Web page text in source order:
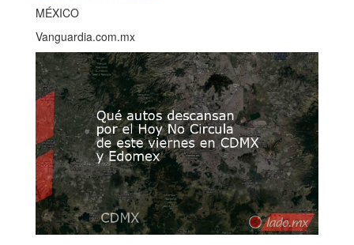
MÉXICO
Vanguardia.com.mx